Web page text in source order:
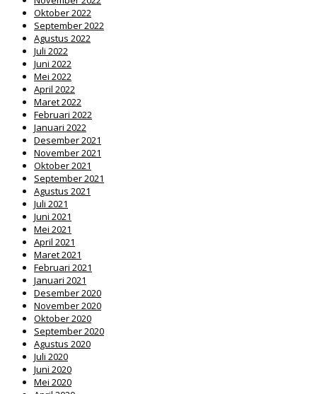
Oktober 2022
September 2022
Agustus 2022
Juli 2022
Juni 2022
Mei 2022
April 2022
Maret 2022
Februari 2022
Januari 2022
Desember 2021
November 2021
Oktober 2021
September 2021
Agustus 2021
Juli 2021
Juni 2021
Mei 2021
April 2021
Maret 2021
Februari 2021
Januari 2021
Desember 2020
November 2020
Oktober 2020
September 2020
Agustus 2020
Juli 2020
Juni 2020
Mei 2020